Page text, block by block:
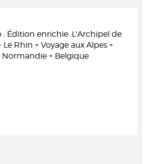
: Édition enrichie. L'Archipel de
Le Rhin + Voyage aux Alpes +
Normandie + Belgique